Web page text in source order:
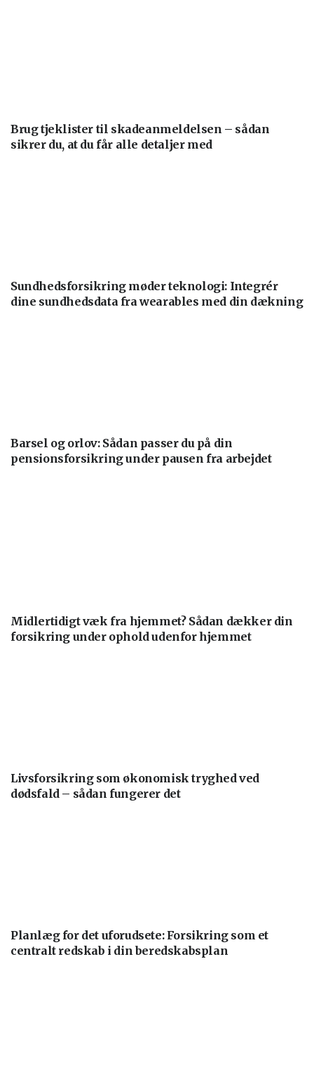
Brug tjeklister til skadeanmeldelsen – sådan
sikrer du, at du får alle detaljer med
Sundhedsforsikring møder teknologi: Integrér
dine sundhedsdata fra wearables med din dækning
Barsel og orlov: Sådan passer du på din
pensionsforsikring under pausen fra arbejdet
Midlertidigt væk fra hjemmet? Sådan dækker din
forsikring under ophold udenfor hjemmet
Livsforsikring som økonomisk tryghed ved
dødsfald – sådan fungerer det
Planlæg for det uforudsete: Forsikring som et
centralt redskab i din beredskabsplan